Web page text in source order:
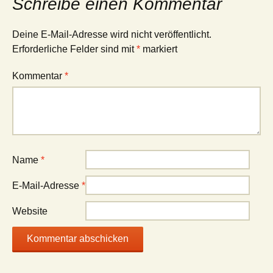
Schreibe einen Kommentar
Deine E-Mail-Adresse wird nicht veröffentlicht.
Erforderliche Felder sind mit* markiert
Kommentar *
Name *
E-Mail-Adresse *
Website